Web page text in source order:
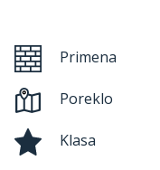
Primena
Poreklo
Klasa